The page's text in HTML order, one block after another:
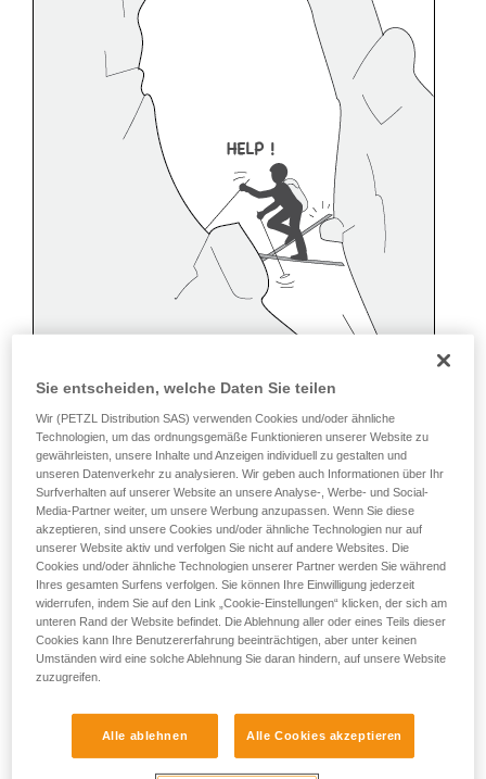
Sichern an einer Verankerung im Schnee
Wenn kein natürlicher Fixpunkt (Felskopf, Baum...)
vorhanden ist, richte mit deinem Pickel einen T-Anker ein.
Nachdem Du dich daran selbstgesichert hast, kannst Du das
mit einem Karabiner versehene Seilende zum Ersten
runterwerfen, so dass er sich einhängen kann.
Sichere nicht direkt an einer zweifelhaften Verankerung.
Der Sichernde ist an der Verankerung gesichert, sichert aber
Sie entscheiden, welche Daten Sie teilen
Wir (PETZL Distribution SAS) verwenden Cookies und/oder ähnliche
Technologien, um das ordnungsgemäße Funktionieren unserer Website zu
gewährleisten, unsere Inhalte und Anzeigen individuell zu gestalten und
unseren Datenverkehr zu analysieren. Wir geben auch Informationen über Ihr
Surfverhalten auf unserer Website an unsere Analyse-, Werbe- und Social-
Media-Partner weiter, um unsere Werbung anzupassen. Wenn Sie diese
akzeptieren, sind unsere Cookies und/oder ähnliche Technologien nur auf
unserer Website aktiv und verfolgen Sie nicht auf andere Websites. Die
Cookies und/oder ähnliche Technologien unserer Partner werden Sie während
Ihres gesamten Surfens verfolgen. Sie können Ihre Einwilligung jederzeit
widerrufen, indem Sie auf den Link „Cookie-Einstellungen“ klicken, der sich am
unteren Rand der Website befindet. Die Ablehnung aller oder eines Teils dieser
Cookies kann Ihre Benutzererfahrung beeinträchtigen, aber unter keinen
Umständen wird eine solche Ablehnung Sie daran hindern, auf unsere Website
zuzugreifen.
Alle ablehnen Alle Cookies akzeptieren